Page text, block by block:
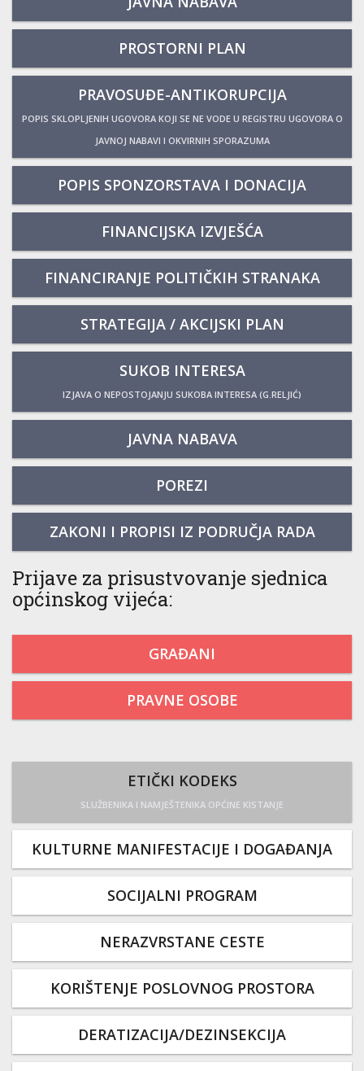
PROSTORNI PLAN
PRAVOSUĐE-ANTIKORUPCIJA
POPIS SKLOPLJENIH UGOVORA KOJI SE NE VODE U REGISTRU UGOVORA O
JAVNOJ NABAVI I OKVIRNIH SPORAZUMA
POPIS SPONZORSTAVA I DONACIJA
FINANCIJSKA IZVJEŠĆA
FINANCIRANJE POLITIČKIH STRANAKA
STRATEGIJA / AKCIJSKI PLAN
SUKOB INTERESA
IZJAVA O NEPOSTOJANJU SUKOBA INTERESA (G.RELJIĆ)
JAVNA NABAVA
POREZI
ZAKONI I PROPISI IZ PODRUČJA RADA
Prijave za prisustvovanje sjednica
općinskog vijeća:
GRAĐANI
PRAVNE OSOBE
ETIČKI KODEKS
SLUŽBENIKA I NAMJEŠTENIKA OPĆINE KISTANJE
KULTURNE MANIFESTACIJE I DOGAĐANJA
SOCIJALNI PROGRAM
NERAZVRSTANE CESTE
KORIŠTENJE POSLOVNOG PROSTORA
DERATIZACIJA/DEZINSEKCIJA